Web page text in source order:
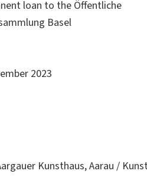
loan to the Öffentliche
Basel
2023
Kunsthaus, Aarau /